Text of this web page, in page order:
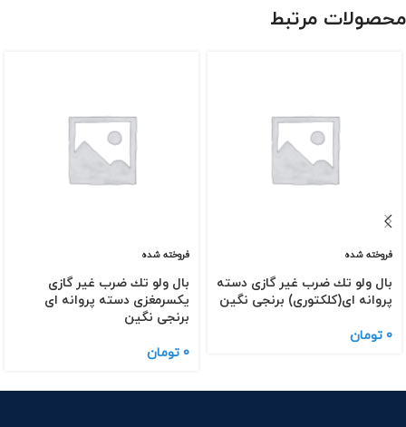
محصولات مرتبط
فروخته شده
بال ولو تك ضرب غیر گازی دسته
پروانه ای(كلكتوری) برنجی نگین
0 تومان
فروخته شده
بال ولو تك ضرب غیر گازی
یكسرمغزی دسته پروانه ای
برنجی نگین
0 تومان